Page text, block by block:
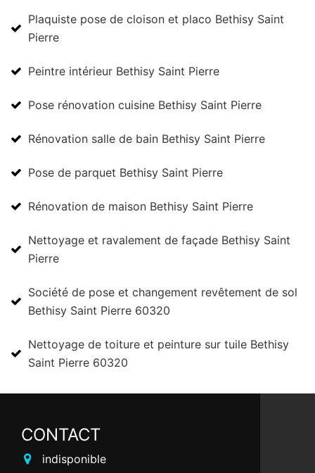
Plaquiste pose de cloison et placo Bethisy Saint
Pierre
Peintre intérieur Bethisy Saint Pierre
Pose rénovation cuisine Bethisy Saint Pierre
Rénovation salle de bain Bethisy Saint Pierre
Pose de parquet Bethisy Saint Pierre
Rénovation de maison Bethisy Saint Pierre
Nettoyage et ravalement de façade Bethisy Saint
Pierre
Société de pose et changement revêtement de sol
Bethisy Saint Pierre 60320
Nettoyage de toiture et peinture sur tuile Bethisy
Saint Pierre 60320
CONTACT
indisponible